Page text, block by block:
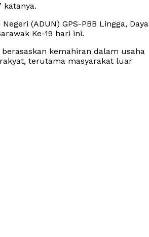
katanya.
(ADUN) GPS-PBB Lingga,
Ke-19 hari ini.
kemahiran dalam usaha
terutama masyarakat luar